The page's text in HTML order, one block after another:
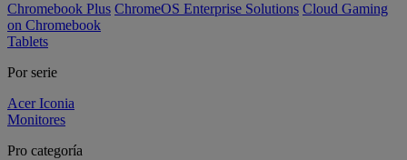
Chromebook Plus ChromeOS Enterprise Solutions Cloud Gaming
on Chromebook
Tablets
Por serie
Acer Iconia
Monitores
Pro categoría